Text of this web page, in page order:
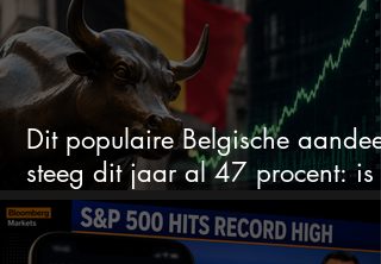
Dit populaire Belgische aandeel
steeg dit jaar al 47 procent: is
ruimte voor meer?